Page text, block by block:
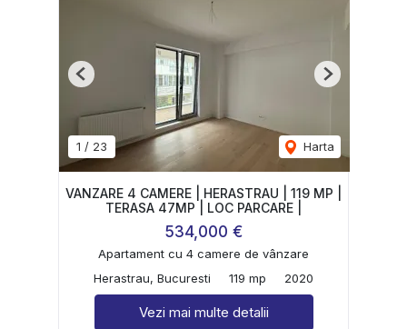
1 / 23 Harta
Previous Next
VANZARE 4 CAMERE | HERASTRAU | 119 MP |
TERASA 47MP | LOC PARCARE |
534,000 €
Apartament cu 4 camere de vânzare
Herastrau, Bucuresti
119 mp 2020
Vezi mai multe detalii